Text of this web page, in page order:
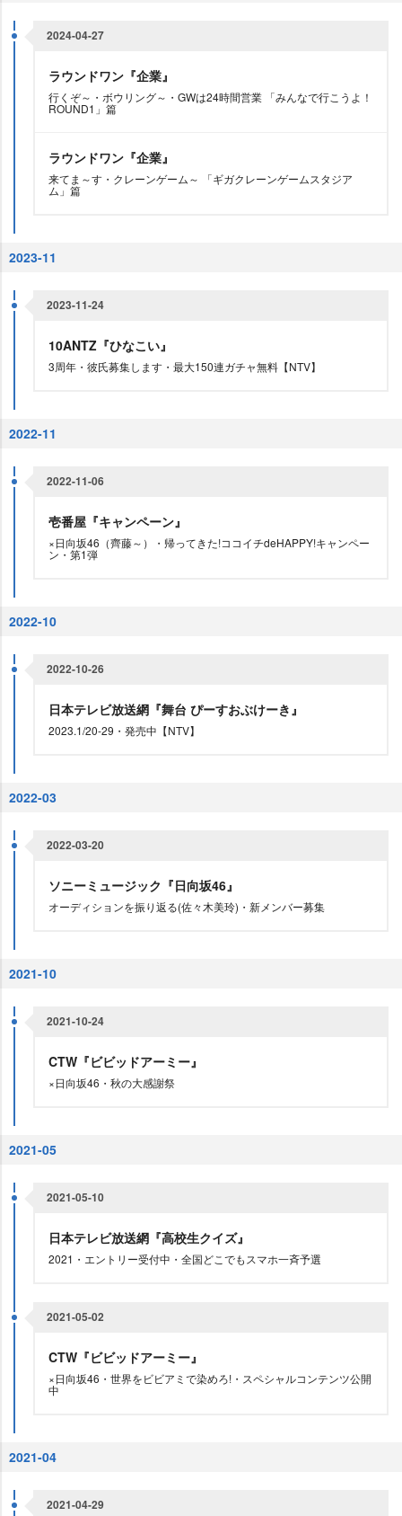
2024-04-27
ラウンドワン『企業』
行くぞ～・ボウリング～・GWは24時間営業 「みんなで行こうよ！
ROUND1」篇
ラウンドワン『企業』
来てま～す・クレーンゲーム～ 「ギガクレーンゲームスタジア
ム」篇
2023-11
2023-11-24
10ANTZ『ひなこい』
3周年・彼氏募集します・最大150連ガチャ無料【NTV】
2022-11
2022-11-06
壱番屋『キャンペーン』
×日向坂46（齊藤～）・帰ってきた!ココイチdeHAPPY!キャンペー
ン・第1弾
2022-10
2022-10-26
日本テレビ放送網『舞台 ぴーすおぶけーき』
2023.1/20-29・発売中【NTV】
2022-03
2022-03-20
ソニーミュージック『日向坂46』
オーディションを振り返る(佐々木美玲)・新メンバー募集
2021-10
2021-10-24
CTW『ビビッドアーミー』
×日向坂46・秋の大感謝祭
2021-05
2021-05-10
日本テレビ放送網『高校生クイズ』
2021・エントリー受付中・全国どこでもスマホ一斉予選
2021-05-02
CTW『ビビッドアーミー』
×日向坂46・世界をビビアミで染めろ!・スペシャルコンテンツ公開
中
2021-04
2021-04-29